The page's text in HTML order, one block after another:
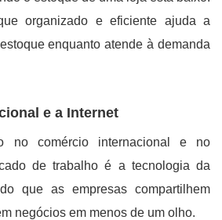
organizado e eficiente ajuda a
enquanto atende à demanda
e a Internet
no comércio internacional e no
de trabalho é a tecnologia da
que as empresas compartilhem
negócios em menos de um olho.